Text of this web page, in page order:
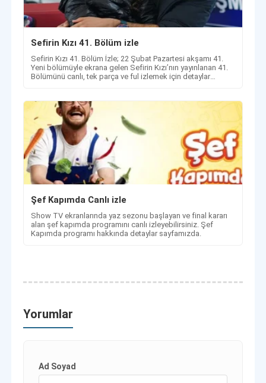
Sefirin Kızı 41. Bölüm izle
Sefirin Kızı 41. Bölüm İzle; 22 Şubat Pazartesi akşamı 41.
Yeni bölümüyle ekrana gelen Sefirin Kızı’nın yayınlanan 41.
Bölümünü canlı, tek parça ve ful izlemek için detaylar
Şef Kapımda Canlı izle
Show TV ekranlarında yaz sezonu başlayan ve final kararı
alan şef kapımda programını canlı izleyebilirsiniz. Şef
Kapımda programı hakkında detaylar sayfamızda.
Yorumlar
Ad Soyad